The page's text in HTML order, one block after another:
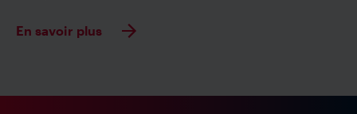
En savoir plus